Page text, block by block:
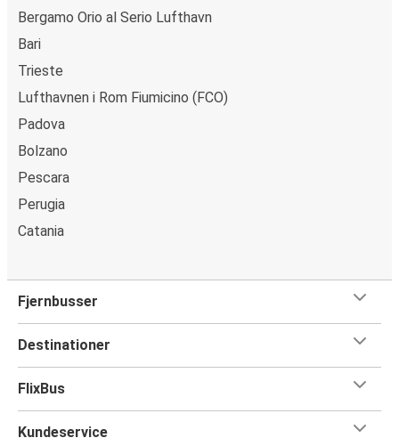
Bergamo Orio al Serio Lufthavn
Bari
Trieste
Lufthavnen i Rom Fiumicino (FCO)
Padova
Bolzano
Pescara
Perugia
Catania
Fjernbusser
Destinationer
FlixBus
Kundeservice